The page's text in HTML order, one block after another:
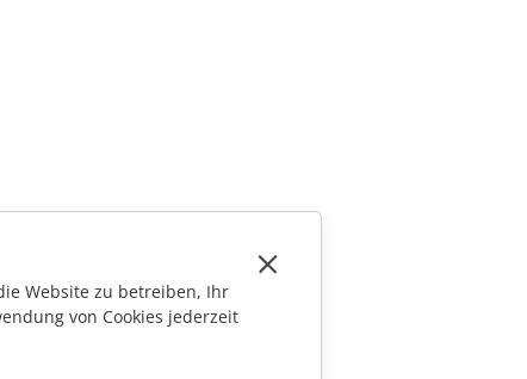
Website zu betreiben, Ihr
von Cookies jederzeit